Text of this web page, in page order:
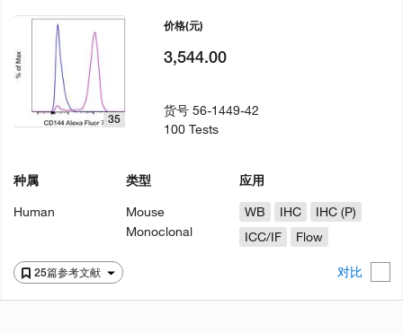
25篇参考文献 对比
35
种属
Human
类型
Mouse
Monoclonal
应用
WB
IHC
IHC (P)
ICC/IF
Flow
价格(元)
3,544.00
货号56-1449-42
100 Tests